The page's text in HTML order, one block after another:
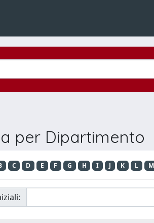
per Dipartimento
C D E F G H I J K L M